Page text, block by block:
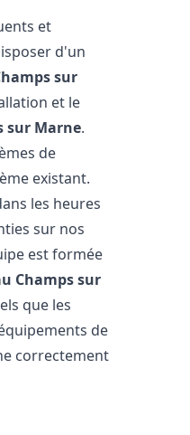
et
d'un
sur
et le
sur Marne.
de
existant.
les heures
sur nos
est formée
Champs sur
que les
de
correctement